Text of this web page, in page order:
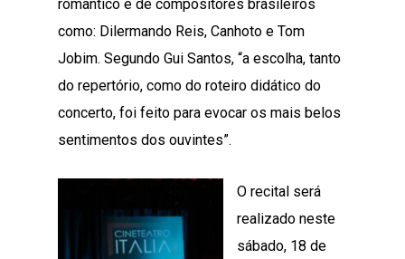
romântico e de compositores brasileiros
como: Dilermando Reis, Canhoto e Tom
Jobim. Segundo Gui Santos, “a escolha, tanto
do repertório, como do roteiro didático do
concerto, foi feito para evocar os mais belos
sentimentos dos ouvintes”.
O recital será
realizado neste
sábado, 18 de